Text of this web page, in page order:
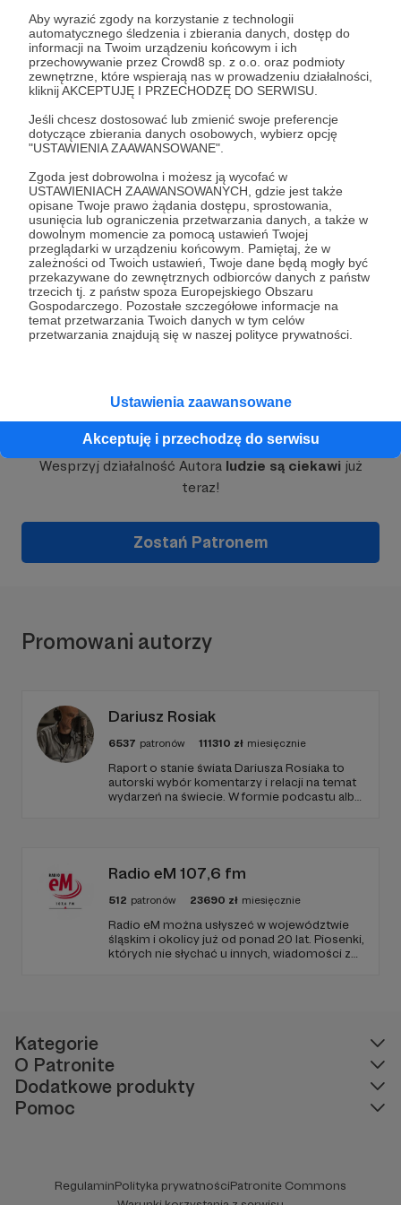
Aby wyrazić zgody na korzystanie z technologii
automatycznego śledzenia i zbierania danych, dostęp do
informacji na Twoim urządzeniu końcowym i ich
przechowywanie przez Crowd8 sp. z o.o. oraz podmioty
zewnętrzne, które wspierają nas w prowadzeniu działalności,
kliknij AKCEPTUJĘ I PRZECHODZĘ DO SERWISU.
Jeśli chcesz dostosować lub zmienić swoje preferencje
dotyczące zbierania danych osobowych, wybierz opcję
"USTAWIENIA ZAAWANSOWANE".
Zgoda jest dobrowolna i możesz ją wycofać w
USTAWIENIACH ZAAWANSOWANYCH, gdzie jest także
opisane Twoje prawo żądania dostępu, sprostowania,
usunięcia lub ograniczenia przetwarzania danych, a także w
dowolnym momencie za pomocą ustawień Twojej
przeglądarki w urządzeniu końcowym. Pamiętaj, że w
zależności od Twoich ustawień, Twoje dane będą mogły być
przekazywane do zewnętrznych odbiorców danych z państw
trzecich tj. z państw spoza Europejskiego Obszaru
Gospodarczego. Pozostałe szczegółowe informacje na
temat przetwarzania Twoich danych w tym celów
przetwarzania znajdują się w naszej polityce prywatności.
Ustawienia zaawansowane
Akceptuję i przechodzę do serwisu
03.11.2022 Brak komentarzy
Agata czyli jak w szwajcarskim zegarku cz.
Czy w Szwajcarii wszystko działa jak w szwajcarskim
zegarku? Czy za minimalne przekroczenie prędkości
naprawdę grożą tam wysokie mandaty? Co grozi za jazdę
- neutralni, czy też jasno wyrażają swoje poglądy. Jak
można uzyskać obywatelstwo szwajcarskie. Będzie też
odpowiedź na podchwytliwe pytanie o stolicę Szwajcarii.
Wszystko to i jeszcze więcej w pierwszej części rozmowy
z Agatą, mieszkajacą w Szwajcarii od 2002 roku.
Zapraszam
szwajcaria polacy w szwajcarii geneva
Dołącz do grona Patronów!
Wesprzyj działalność Autora ludzie są ciekawi już
teraz!
Zostań Patronem
Promowani autorzy
Dariusz Rosiak
6537 patronów 111310 zł miesięcznie
Raport o stanie świata Dariusza Rosiaka to
autorski wybór komentarzy i relacji na temat
wydarzeń na świecie. W formie podcastu albo
Radio eM 107,6 fm
512 patronów 23690 zł miesięcznie
Radio eM można usłyszeć w województwie
śląskim i okolicy już od ponad 20 lat. Piosenki,
których nie słychać u innych, wiadomości z
Kategorie
O Patronite
Dodatkowe produkty
Pomoc
RegulaminPolityka prywatnościPatronite Commons